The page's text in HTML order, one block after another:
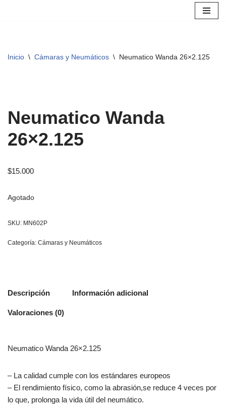
Inicio \ Cámaras y Neumáticos \ Neumatico Wanda 26×2.125
Neumatico Wanda
26×2.125
$15.000
Agotado
SKU: MN602P
Categoría: Cámaras y Neumáticos
Descripción Información adicional
Valoraciones (0)
Neumatico Wanda 26×2.125
– La calidad cumple con los estándares europeos
– El rendimiento físico, como la abrasión,se reduce 4 veces por
lo que, prolonga la vida útil del neumático.